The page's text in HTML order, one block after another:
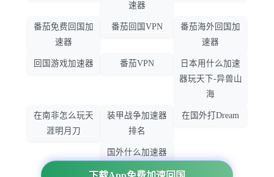
速器
番茄免费回国加
速器
番茄回国VPN
番茄海外回国加
速器
回国游戏加速器 番茄VPN
日本用什么加速
器玩天下-异兽山
海
在南非怎么玩天
涯明月刀
装甲战争加速器
排名
在国外打Dream
国外什么加速器
玩暗黑破坏神